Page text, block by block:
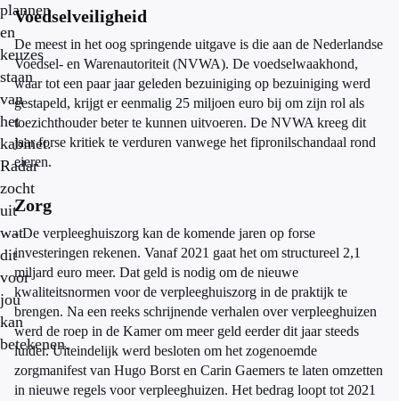
plannen
en
keuzes
staan
van
het
kabinet.
Radar
zocht
uit
wat
dit
voor
jou
kan
betekenen.
Voedselveiligheid
De meest in het oog springende uitgave is die aan de Nederlandse
Voedsel- en Warenautoriteit (NVWA). De voedselwaakhond,
waar tot een paar jaar geleden bezuiniging op bezuiniging werd
gestapeld, krijgt er eenmalig 25 miljoen euro bij om zijn rol als
toezichthouder beter te kunnen uitvoeren. De NVWA kreeg dit
jaar forse kritiek te verduren vanwege het fipronilschandaal rond
eieren.
Zorg
- De verpleeghuiszorg kan de komende jaren op forse
investeringen rekenen. Vanaf 2021 gaat het om structureel 2,1
miljard euro meer. Dat geld is nodig om de nieuwe
kwaliteitsnormen voor de verpleeghuiszorg in de praktijk te
brengen. Na een reeks schrijnende verhalen over verpleeghuizen
werd de roep in de Kamer om meer geld eerder dit jaar steeds
luider. Uiteindelijk werd besloten om het zogenoemde
zorgmanifest van Hugo Borst en Carin Gaemers te laten omzetten
in nieuwe regels voor verpleeghuizen. Het bedrag loopt tot 2021